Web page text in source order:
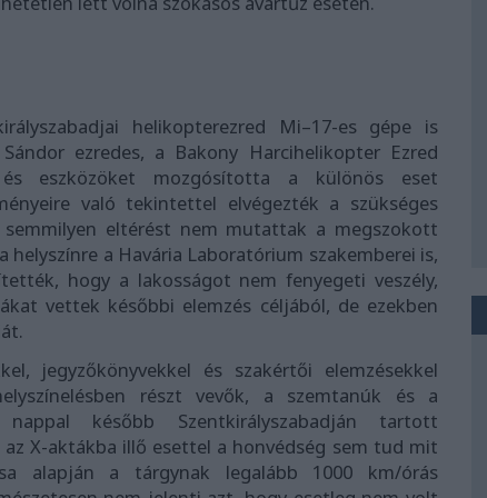
helikopterezred Mi–17-es gépe is
ezredes, a Bakony Harcihelikopter Ezred
eszközöket mozgósította a különös eset
való tekintettel elvégezték a szükséges
eltérést nem mutattak a megszokott
a Havária Laboratórium szakemberei is,
hogy a lakosságot nem fenyegeti veszély,
vettek későbbi elemzés céljából, de ezekben
jegyzőkönyvekkel és szakértői elemzésekkel
részt vevők, a szemtanúk és a
később Szentkirályszabadján tartott
X-aktákba illő esettel a honvédség sem tud mit
alapján a tárgynak legalább 1000 km/órás